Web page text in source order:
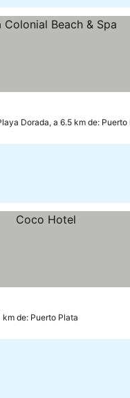
Dorada, a 6.5 km de: Puerto
km de: Puerto Plata